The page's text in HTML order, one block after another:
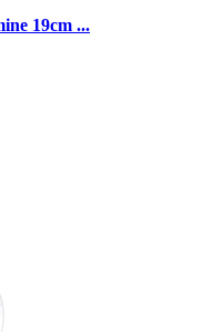
19cm ...